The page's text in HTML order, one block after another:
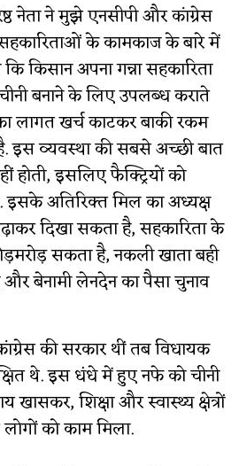
नेता ने मुझे एनसीपी और कांग्रेस
के कामकाज के बारे में
किसान अपना गन्ना सहकारिता
बनाने के लिए उपलब्ध कराते
लागत खर्च काटकर बाकी रकम
इस व्यवस्था की सबसे अच्छी बात
होती, इसलिए फैक्ट्रियों को
अतिरिक्त मिल का अध्यक्ष
दिखा सकता है, सहकारिता के
सकता है, नकली खाता बही
बेनामी लेनदेन का पैसा चुनाव
की सरकार थीं तब विधायक
थे. इस धंधे में हुए नफे को चीनी
शिक्षा और स्वास्थ्य क्षेत्रों
को काम मिला.